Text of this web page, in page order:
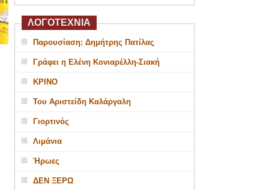
ΛΟΓΟΤΕΧΝΙΑ
Παρουσίαση: Δημήτρης Πατίλας
Γράφει η Ελένη Κονιαρέλλη-Σιακή
ΚΡΙΝΟ
Του Αριστείδη Καλάργαλη
Γιορτινός
Λιμάνια
Ήρωες
ΔΕΝ ΞΕΡΩ